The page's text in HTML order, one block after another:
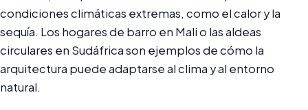
condiciones climáticas extremas, como el calor y la
sequía. Los hogares de barro en Mali o las aldeas
circulares en Sudáfrica son ejemplos de cómo la
arquitectura puede adaptarse al clima y al entorno
natural.